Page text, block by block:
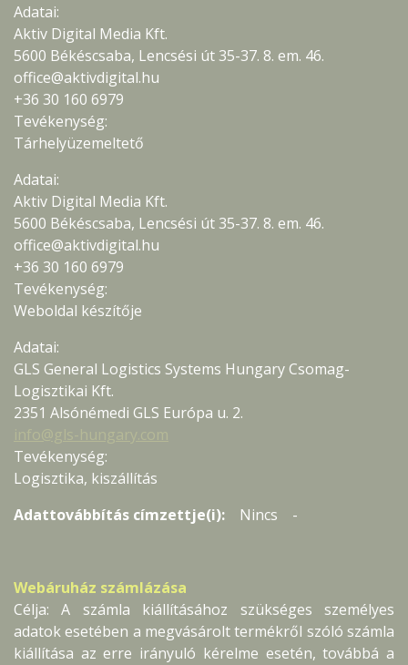
Adatai:
Aktiv Digital Media Kft.
5600 Békéscsaba, Lencsési út 35-37. 8. em. 46.
office@aktivdigital.hu
+36 30 160 6979
Tevékenység:
Tárhelyüzemeltető
Adatai:
Aktiv Digital Media Kft.
5600 Békéscsaba, Lencsési út 35-37. 8. em. 46.
office@aktivdigital.hu
+36 30 160 6979
Tevékenység:
Weboldal készítője
Adatai:
GLS General Logistics Systems Hungary Csomag-
Logisztikai Kft.
2351 Alsónémedi GLS Európa u. 2.
Tevékenység:
Logisztika, kiszállítás
Adattovábbítás címzettje(i):
Nincs -
Webáruház számlázása
Célja: A számla kiállításához szükséges személyes
adatok esetében a megvásárolt termékről szóló számla
kiállítása az erre irányuló kérelme esetén, továbbá a